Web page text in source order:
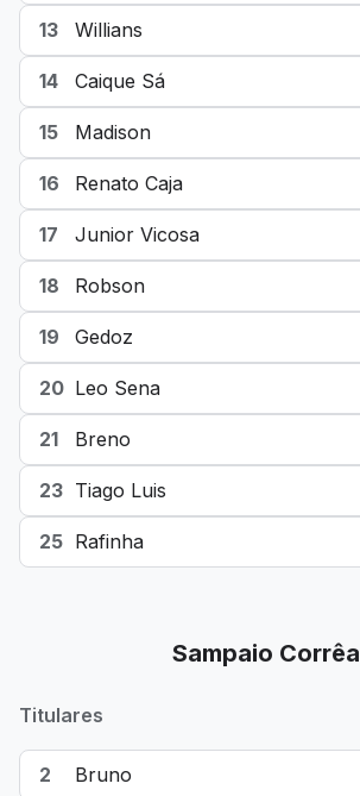
13 Willians
14 Caique Sá
15 Madison
16 Renato Caja
17 Junior Vicosa
18 Robson
19 Gedoz
20 Leo Sena
21 Breno
23 Tiago Luis
25 Rafinha
Sampaio Corrêa
Titulares
2 Bruno